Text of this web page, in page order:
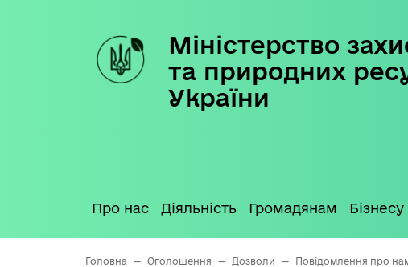
Міністерство
та природних
України
Про нас Діяльність Громадянам Бізнесу
Головна — Оголошення — Дозволи — Повідомлення про